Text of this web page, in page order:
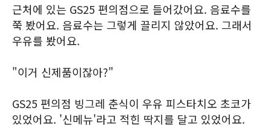
근처에 있는 GS25 편의점으로 들어갔어요. 음료수를
쭉 봤어요. 음료수는 그렇게 끌리지 않았어요. 그래서
우유를 봤어요.
"이거 신제품이잖아?"
GS25 편의점 빙그레 춘식이 우유 피스타치오 초코가
있었어요. '신메뉴'라고 적힌 딱지를 달고 있었어요.